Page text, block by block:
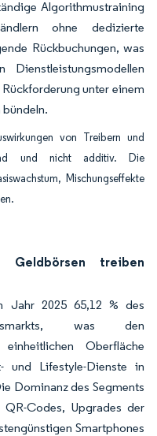
Algorithmustraining
ohne dedizierte
Rückbuchungen, was
unter einem
von Treibern und
und nicht additiv. Die
Mischungseffekte
Geldbörsen treiben
Jahr 2025 65,12 % des
was den
Oberfläche
und Lifestyle-Dienste in
Dominanz des Segments
Codes, Upgrades der
Smartphones